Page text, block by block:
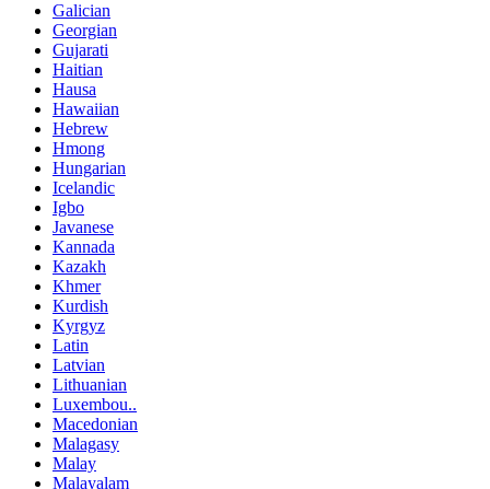
Galician
Georgian
Gujarati
Haitian
Hausa
Hawaiian
Hebrew
Hmong
Hungarian
Icelandic
Igbo
Javanese
Kannada
Kazakh
Khmer
Kurdish
Kyrgyz
Latin
Latvian
Lithuanian
Luxembou..
Macedonian
Malagasy
Malay
Malayalam